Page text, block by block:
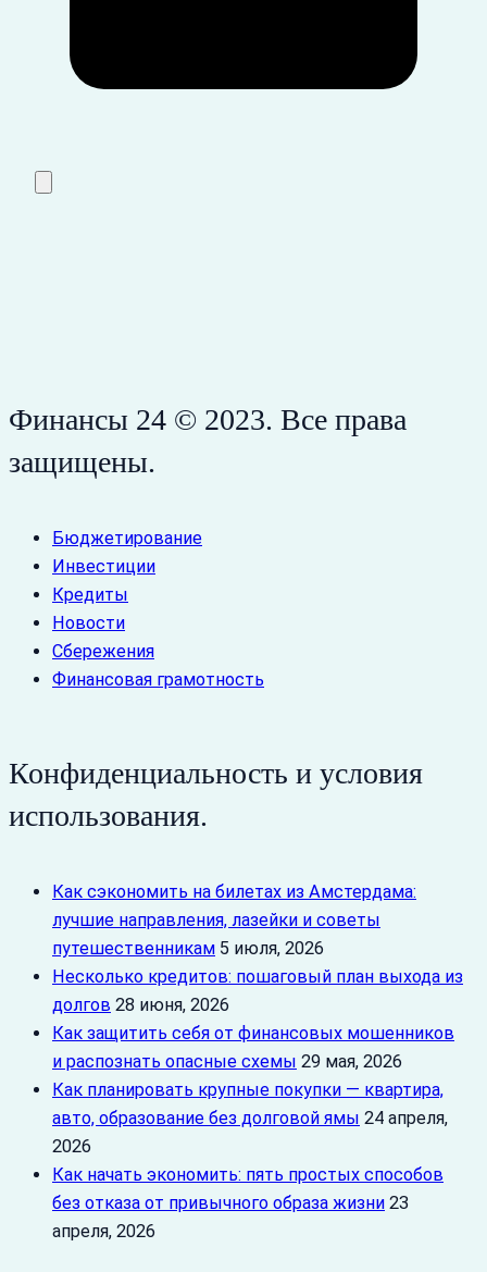
Финансы 24 © 2023. Все права
защищены.
Бюджетирование
Инвестиции
Кредиты
Новости
Сбережения
Финансовая грамотность
Конфиденциальность и условия
использования.
Как сэкономить на билетах из Амстердама:
лучшие направления, лазейки и советы
путешественникам 5 июля, 2026
Несколько кредитов: пошаговый план выхода из
долгов 28 июня, 2026
Как защитить себя от финансовых мошенников
и распознать опасные схемы 29 мая, 2026
Как планировать крупные покупки — квартира,
авто, образование без долговой ямы 24 апреля,
2026
Как начать экономить: пять простых способов
без отказа от привычного образа жизни 23
апреля, 2026